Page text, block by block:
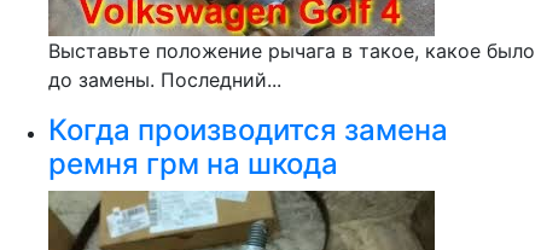
Выставьте положение рычага в такое, какое было
до замены. Последний...
Когда производится замена
ремня грм на шкода